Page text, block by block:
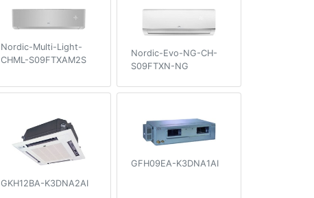
Nordic-Multi-Light-
CHML-S09FTXAM2S
Nordic-Evo-NG-CH-
S09FTXN-NG
GKH12BA-K3DNA2AI
GFH09EA-K3DNA1AI